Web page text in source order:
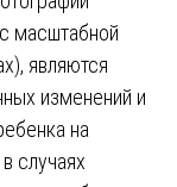
масштабной
являются
изменений и
на
случаях